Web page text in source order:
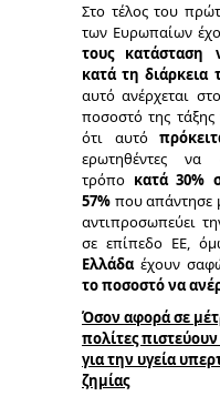
Στο τέλος του
των Ευρωπαίων
τους κατάσταση
κατά τη διάρκεια
αυτό ανέρχεται στο
ποσοστό της τάξης
ότι αυτό
ερωτηθέντες
τρόπο κατά 30%
57% που απάντησε
αντιπροσωπεύει
σε επίπεδο ΕΕ,
Ελλάδαέχουν
το ποσοστό να
Όσον αφορά σε
πολίτες
για την υγεία
ζημίας